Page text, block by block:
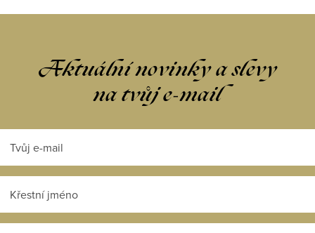
Aktuální novinky a slevy
na tvůj e-mail